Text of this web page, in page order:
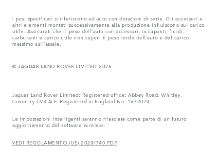
I pesi specificati si riferiscono ad auto con dotazioni di serie. Gli accessori e
altri elementi montati successivamente alla produzione influiscono sul carico
utile. Assicurati che il peso dell‘auto con accessori, occupanti, fluidi,
carburanti e carico utile non superi il peso lordo dell‘auto e del carico
massimo sull‘assale.
© JAGUAR LAND ROVER LIMITED 2026
Jaguar Land Rover Limited: Registered office: Abbey Road, Whitley,
Coventry CV3 4LF. Registered in England No: 1672070
Le impostazioni intelligenti saranno rilasciate come parte di un futuro
aggiornamento del software wireless.
VEDI REGOLAMENTO (UE) 2020/740 PDF